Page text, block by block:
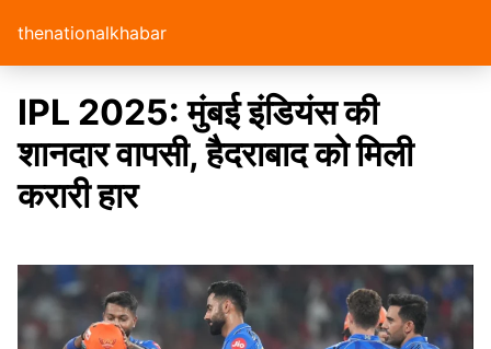
thenationalkhabar
IPL 2025: मुंबई इंडियंस की
शानदार वापसी, हैदराबाद को मिली
करारी हार